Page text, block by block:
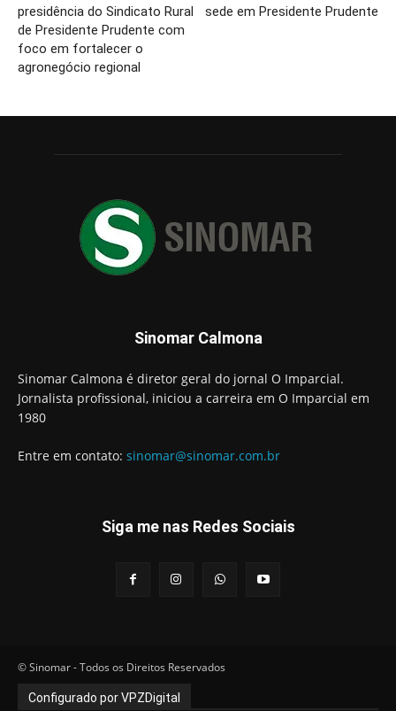
presidência do Sindicato Rural
de Presidente Prudente com
foco em fortalecer o
agronegócio regional
sede em Presidente Prudente
Sinomar Calmona
Sinomar Calmona é diretor geral do jornal O Imparcial.
Jornalista profissional, iniciou a carreira em O Imparcial em
1980
Entre em contato: sinomar@sinomar.com.br
Siga me nas Redes Sociais
© Sinomar - Todos os Direitos Reservados
Configurado por VPZDigital